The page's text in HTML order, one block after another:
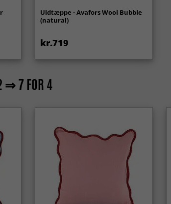
Uldtæppe - Avafors Wool Bubble
(natural)
kr.719
⇒ 7 FOR 4